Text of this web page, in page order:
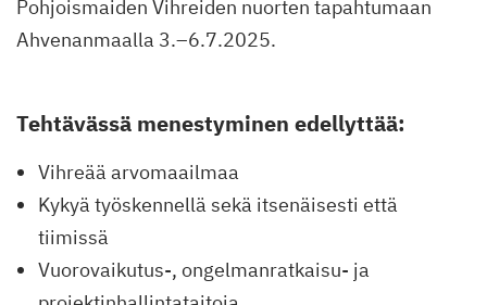
Pohjoismaiden Vihreiden nuorten tapahtumaan
Ahvenanmaalla 3.–6.7.2025.
Tehtävässä menestyminen edellyttää:
Vihreää arvomaailmaa
Kykyä työskennellä sekä itsenäisesti että
tiimissä
Vuorovaikutus-, ongelmanratkaisu- ja